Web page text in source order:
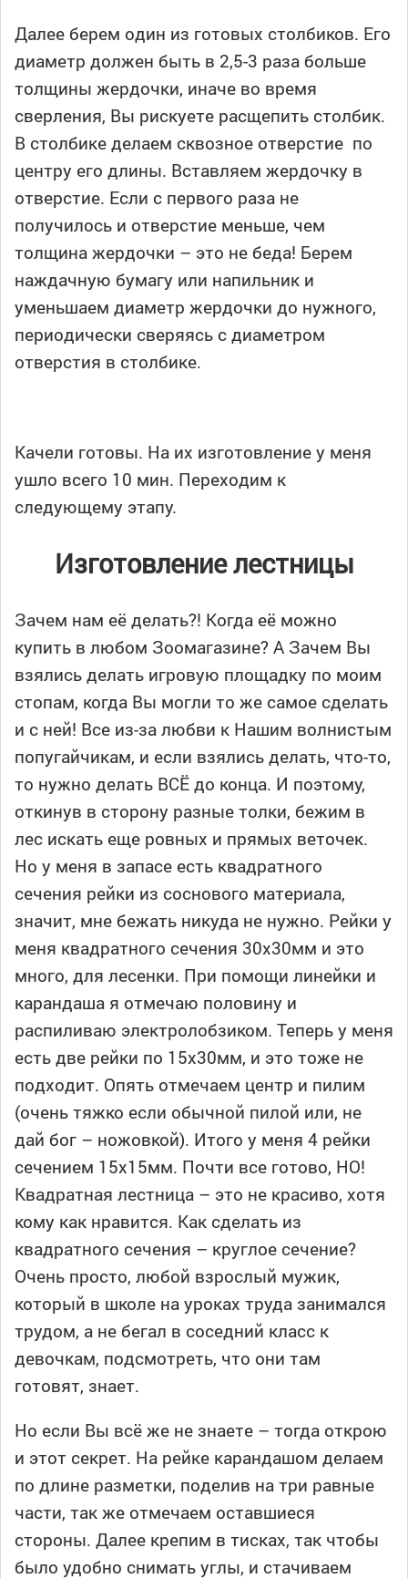
Далее берем один из готовых столбиков. Его
диаметр должен быть в 2,5-3 раза больше
толщины жердочки, иначе во время
сверления, Вы рискуете расщепить столбик.
В столбике делаем сквозное отверстие по
центру его длины. Вставляем жердочку в
отверстие. Если с первого раза не
получилось и отверстие меньше, чем
толщина жердочки – это не беда! Берем
наждачную бумагу или напильник и
уменьшаем диаметр жердочки до нужного,
периодически сверяясь с диаметром
отверстия в столбике.
Качели готовы. На их изготовление у меня
ушло всего 10 мин. Переходим к
следующему этапу.
Изготовление лестницы
Зачем нам её делать?! Когда её можно
купить в любом Зоомагазине? А Зачем Вы
взялись делать игровую площадку по моим
стопам, когда Вы могли то же самое сделать
и с ней! Все из-за любви к Нашим волнистым
попугайчикам, и если взялись делать, что-то,
то нужно делать ВСЁ до конца. И поэтому,
откинув в сторону разные толки, бежим в
лес искать еще ровных и прямых веточек.
Но у меня в запасе есть квадратного
сечения рейки из соснового материала,
значит, мне бежать никуда не нужно. Рейки у
меня квадратного сечения 30х30мм и это
много, для лесенки. При помощи линейки и
карандаша я отмечаю половину и
распиливаю электролобзиком. Теперь у меня
есть две рейки по 15х30мм, и это тоже не
подходит. Опять отмечаем центр и пилим
(очень тяжко если обычной пилой или, не
дай бог – ножовкой). Итого у меня 4 рейки
сечением 15х15мм. Почти все готово, НО!
Квадратная лестница – это не красиво, хотя
кому как нравится. Как сделать из
квадратного сечения – круглое сечение?
Очень просто, любой взрослый мужик,
который в школе на уроках труда занимался
трудом, а не бегал в соседний класс к
девочкам, подсмотреть, что они там
готовят, знает.
Но если Вы всё же не знаете – тогда открою
и этот секрет. На рейке карандашом делаем
по длине разметки, поделив на три равные
части, так же отмечаем оставшиеся
стороны. Далее крепим в тисках, так чтобы
было удобно снимать углы, и стачиваем